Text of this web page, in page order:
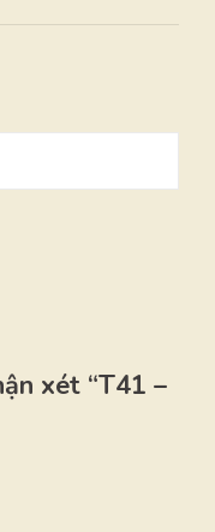
xét “T41 –